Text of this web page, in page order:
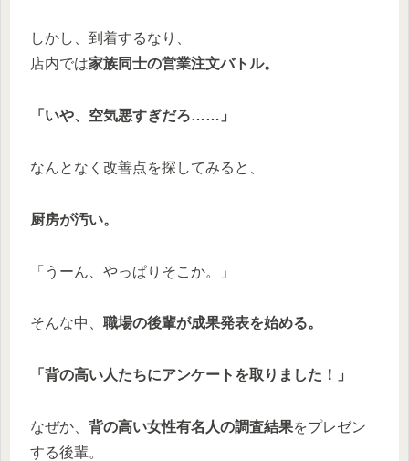
しかし、到着するなり、
店内では家族同士の営業注文バトル。
「いや、空気悪すぎだろ……」
なんとなく改善点を探してみると、
厨房が汚い。
「うーん、やっぱりそこか。」
そんな中、 職場の後輩が成果発表を始める。
「背の高い人たちにアンケートを取りました！」
なぜか、 背の高い女性有名人の調査結果をプレゼン
する後輩。